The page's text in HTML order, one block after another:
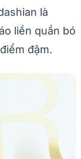
là
liền quần bó
đậm.